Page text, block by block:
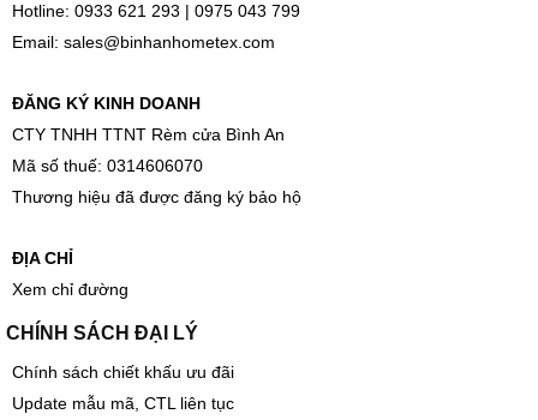
Hotline: 0933 621 293 | 0975 043 799
Email: sales@binhanhometex.com
ĐĂNG KÝ KINH DOANH
CTY TNHH TTNT Rèm cửa Bình An
Mã số thuế: 0314606070
Thương hiệu đã được đăng ký bảo hộ
ĐỊA CHỈ
Xem chỉ đường
CHÍNH SÁCH ĐẠI LÝ
Chính sách chiết khấu ưu đãi
Update mẫu mã, CTL liên tục